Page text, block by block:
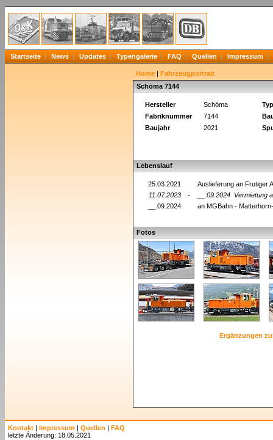
Startseite News Updates Typengalerie FAQ Quellen Impressum
Home | Fahrzeugportrait
Schöma 7144
Hersteller Schöma
Typ
Fabriknummer
7144
Baujahr
2021
Lebenslauf
25.03.2021
Auslieferung an Frutiger
11.07.2023
- __.09.2024 Vermietung
__.09.2024
an MGBahn -
Fotos
Ergänzungen
Kontakt | Impressum | Quellen | FAQ
letzte Änderung: 18.05.2021